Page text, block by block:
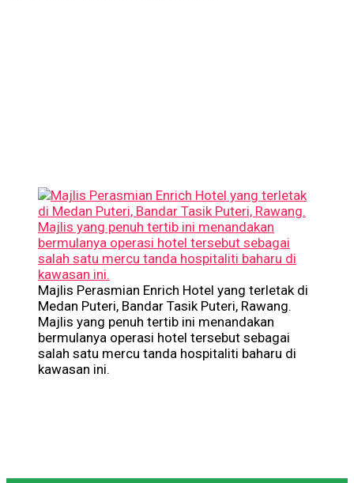
Majlis Perasmian Enrich Hotel yang terletak di
Medan Puteri, Bandar Tasik Puteri, Rawang.
Majlis yang penuh tertib ini menandakan
bermulanya operasi hotel tersebut sebagai
salah satu mercu tanda hospitaliti baharu di
kawasan ini.